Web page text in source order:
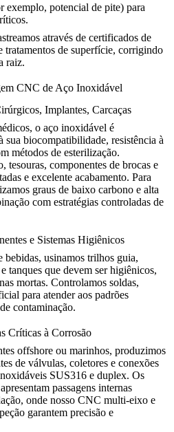
exemplo, potencial de pite) para
através de certificados de
tratamentos de superfície, corrigindo
raiz.
CNC de Aço Inoxidável
Implantes, Carcaças
, o aço inoxidável é
biocompatibilidade, resistência à
métodos de esterilização.
tesouras, componentes de brocas e
e excelente acabamento. Para
graus de baixo carbono e alta
com estratégias controladas de
e Sistemas Higiênicos
bebidas, usinamos trilhos guia,
tanques que devem ser higiênicos,
mortas. Controlamos soldas,
para atender aos padrões
contaminação.
Críticas à Corrosão
offshore ou marinhos, produzimos
de válvulas, coletores e conexões
SUS316 e duplex. Os
passagens internas
onde nosso CNC multi-eixo e
garantem precisão e